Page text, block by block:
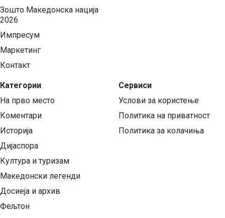
Зошто Македонска нација
2026
Импресум
Маркетинг
Контакт
Категории
На прво место
Коментари
Историја
Дијаспора
Култура и туризам
Македонски легенди
Досиеја и архив
Фељтон
Сервиси
Услови за користење
Политика на приватност
Политика за колачиња